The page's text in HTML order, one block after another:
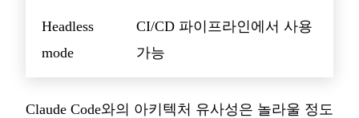
Headless
mode
CI/CD 파이프라인에서 사용
가능
Claude Code와의 아키텍처 유사성은 놀라울 정도